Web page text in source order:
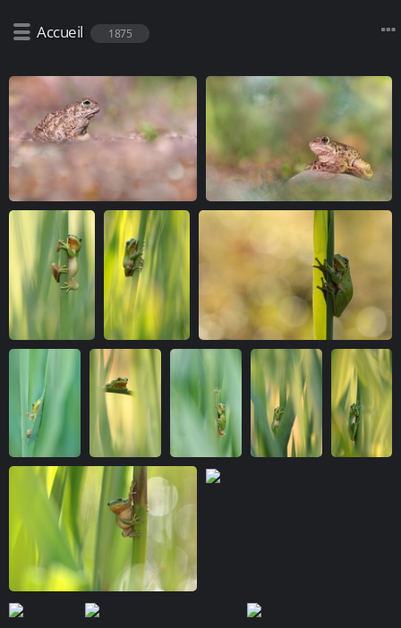
Accueil 1875